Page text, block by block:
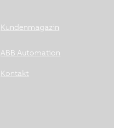
Kundenmagazin
ABB Automation
Kontakt